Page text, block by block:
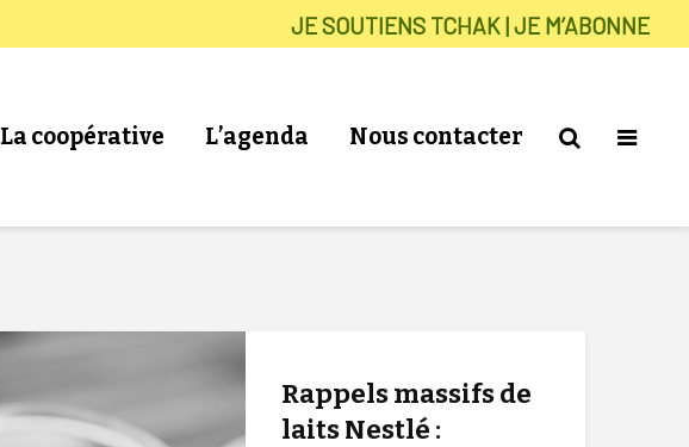
JE SOUTIENS TCHAK | JE M’ABONNE
La coopérative L’agenda Nous contacter
Rappels massifs de
laits Nestlé :